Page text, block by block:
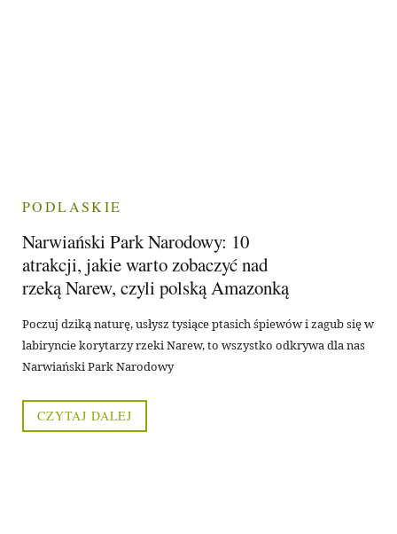
PODLASKIE
Narwiański Park Narodowy: 10
atrakcji, jakie warto zobaczyć nad
rzeką Narew, czyli polską Amazonką
Poczuj dziką naturę, usłysz tysiące ptasich śpiewów i zagub się w
labiryncie korytarzy rzeki Narew, to wszystko odkrywa dla nas
Narwiański Park Narodowy
CZYTAJ DALEJ